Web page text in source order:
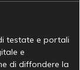
testate e portali
e
di diffondere la